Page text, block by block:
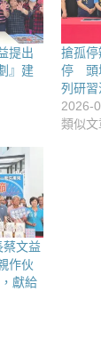
提出
』建
搶孤
停 頭
列研
2026-
類似文
蔡文益
作伙
獻給